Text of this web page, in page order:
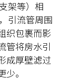
架等）相
引流管周围
织包裹而影
管将房水引
成厚壁滤过
。